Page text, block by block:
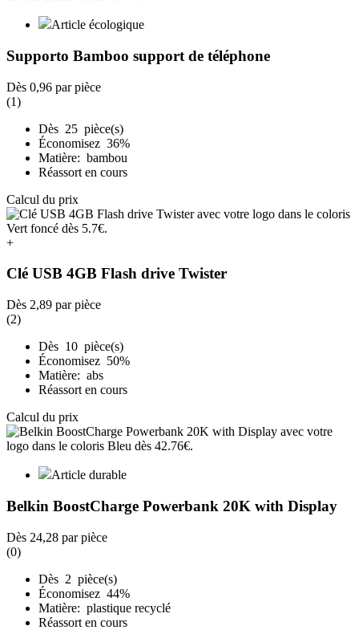
Article écologique
Supporto Bamboo support de téléphone
Dès 0,96 par pièce
(1)
Dès 25 pièce(s)
Économisez 36%
Matière: bambou
Réassort en cours
Calcul du prix
+
Clé USB 4GB Flash drive Twister
Dès 2,89 par pièce
(2)
Dès 10 pièce(s)
Économisez 50%
Matière: abs
Réassort en cours
Calcul du prix
Article durable
Belkin BoostCharge Powerbank 20K with Display
Dès 24,28 par pièce
(0)
Dès 2 pièce(s)
Économisez 44%
Matière: plastique recyclé
Réassort en cours